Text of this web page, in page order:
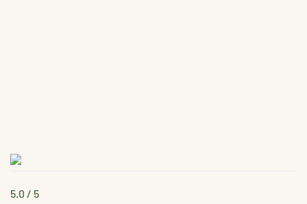
5.0 / 5